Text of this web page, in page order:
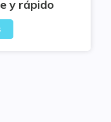
y rápido